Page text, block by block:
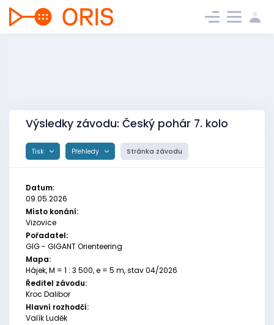
Výsledky závodu: Český pohár 7. kolo
Tisk Přehledy Stránka závodu
Datum:
09.05.2026
Místo konání:
Vizovice
Pořadatel:
GIG - GIGANT Orienteering
Mapa:
Hájek, M = 1 : 3 500, e = 5 m, stav 04/2026
Ředitel závodu:
Kroc Dalibor
Hlavní rozhodčí:
Valík Luděk